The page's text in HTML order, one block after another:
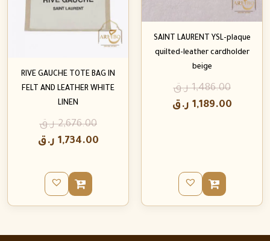
SAINT LAURENT YSL-plaque
quilted-leather cardholder
beige
1,486.00 ر.ق
1,189.00 ر.ق
RIVE GAUCHE TOTE BAG IN
FELT AND LEATHER WHITE
LINEN
2,676.00 ر.ق
1,734.00 ر.ق